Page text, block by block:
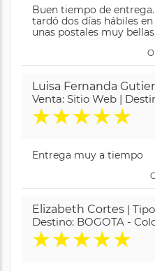
Buen tiempo de
tardó dos días hábiles
unas postales muy
Luisa Fernanda
Venta: Sitio Web |
★★★★★
Entrega muy a tiempo
Elizabeth Cortes |
Destino: BOGOTA -
★★★★★